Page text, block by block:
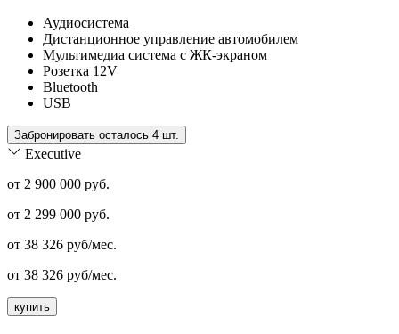
Аудиосистема
Дистанционное управление автомобилем
Мультимедиа система с ЖК-экраном
Розетка 12V
Bluetooth
USB
Забронировать осталось 4 шт.
Executive
от 2 900 000 руб.
от 2 299 000 руб.
от 38 326 руб/мес.
от 38 326 руб/мес.
купить